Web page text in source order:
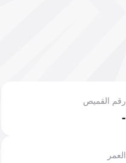
-
رقم القميص
العمر